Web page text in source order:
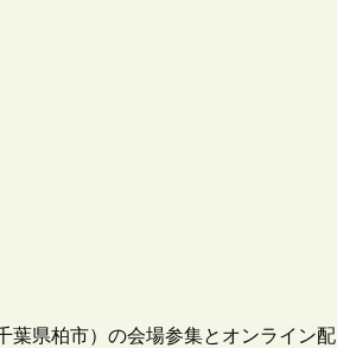
葉県柏市）の会場参集とオンライン配